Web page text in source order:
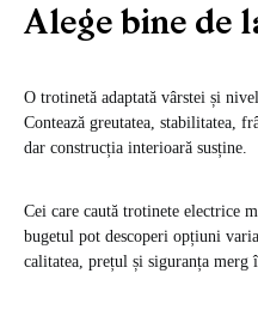
Alege bine de
O trotinetă adaptată vârstei și
Contează greutatea, stabilitatea,
dar construcția interioară susține.
Cei care caută trotinete electrice
bugetul pot descoperi opțiuni
calitatea, prețul și siguranța merg